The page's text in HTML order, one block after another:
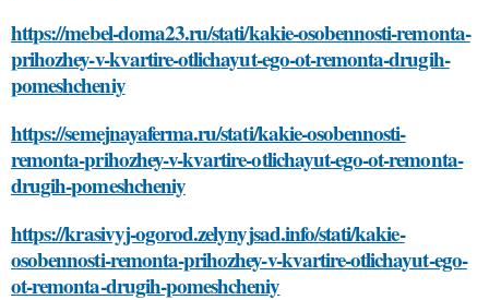
https://mebel-doma23.ru/stati/kakie-osobennosti-remonta-
prihozhey-v-kvartire-otlichayut-ego-ot-remonta-drugih-
pomeshcheniy
https://semejnayaferma.ru/stati/kakie-osobennosti-
remonta-prihozhey-v-kvartire-otlichayut-ego-ot-remonta-
drugih-pomeshcheniy
https://krasivyj-ogorod.zelynyjsad.info/stati/kakie-
osobennosti-remonta-prihozhey-v-kvartire-otlichayut-ego-
ot-remonta-drugih-pomeshcheniy